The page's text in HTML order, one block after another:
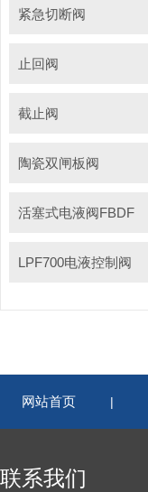
紧急切断阀
止回阀
截止阀
陶瓷双闸板阀
活塞式电液阀FBDF
LPF700电液控制阀
网站首页 |
联系我们